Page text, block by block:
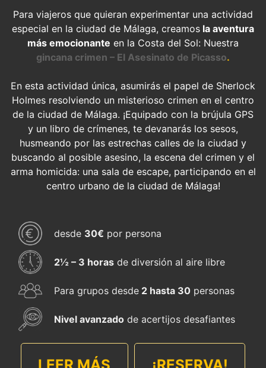
Para viajeros que quieran experimentar una actividad
especial en la ciudad de Málaga, creamos la aventura
más emocionante en la Costa del Sol: Nuestra
gincana crimen – El Asesinato de Picasso.
En esta actividad única, asumirás el papel de Sherlock
Holmes resolviendo un misterioso crimen en el centro
de la ciudad de Málaga. ¡Equipado con la brújula GPS
y un libro de crímenes, te devanarás los sesos,
husmeando por las estrechas calles de la ciudad y
buscando al posible asesino, la escena del crimen y el
arma homicida: una sala de escape, participando en el
centro urbano de la ciudad de Málaga!
desde 30€ por persona
2½ – ​​3 horas de diversión al aire libre
Para grupos desde 2 hasta 30 personas
Nivel avanzado de acertijos desafiantes